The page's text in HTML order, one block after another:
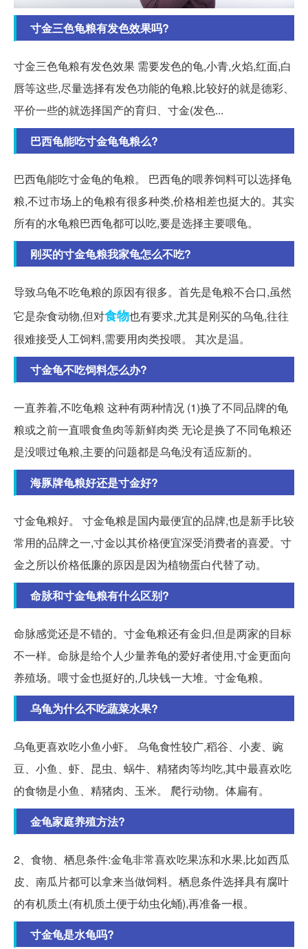
寸金三色龟粮有发色效果吗?
寸金三色龟粮有发色效果 需要发色的龟,小青,火焰,红面,白
唇等这些,尽量选择有发色功能的龟粮,比较好的就是德彩、
平价一些的就选择国产的育归、寸金(发色...
巴西龟能吃寸金龟龟粮么?
巴西龟能吃寸金龟的龟粮。 巴西龟的喂养饲料可以选择龟
粮,不过市场上的龟粮有很多种类,价格相差也挺大的。其实
所有的水龟粮巴西龟都可以吃,要是选择主要喂龟。
刚买的寸金龟粮我家龟怎么不吃?
导致乌龟不吃龟粮的原因有很多。首先是龟粮不合口,虽然
它是杂食动物,但对食物也有要求,尤其是刚买的乌龟,往往
很难接受人工饲料,需要用肉类投喂。 其次是温。
寸金龟不吃饲料怎么办?
一直养着,不吃龟粮 这种有两种情况 (1)换了不同品牌的龟
粮或之前一直喂食鱼肉等新鲜肉类 无论是换了不同龟粮还
是没喂过龟粮,主要的问题都是乌龟没有适应新的。
海豚牌龟粮好还是寸金好?
寸金龟粮好。 寸金龟粮是国内最便宜的品牌,也是新手比较
常用的品牌之一,寸金以其价格便宜深受消费者的喜爱。寸
金之所以价格低廉的原因是因为植物蛋白代替了动。
命脉和寸金龟粮有什么区别?
命脉感觉还是不错的。寸金龟粮还有金归,但是两家的目标
不一样。命脉是给个人少量养龟的爱好者使用,寸金更面向
养殖场。喂寸金也挺好的,几块钱一大堆。寸金龟粮。
乌龟为什么不吃蔬菜水果?
乌龟更喜欢吃小鱼小虾。 乌龟食性较广,稻谷、小麦、豌
豆、小鱼、虾、昆虫、蜗牛、精猪肉等均吃,其中最喜欢吃
的食物是小鱼、精猪肉、玉米。 爬行动物。体扁有。
金龟家庭养殖方法?
2、食物、栖息条件:金龟非常喜欢吃果冻和水果,比如西瓜
皮、南瓜片都可以拿来当做饲料。栖息条件选择具有腐叶
的有机质土(有机质土便于幼虫化蛹),再准备一根。
寸金龟是水龟吗?